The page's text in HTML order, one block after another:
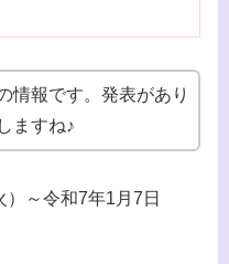
情報です。発表があり
ますね♪
）～令和7年1月7日